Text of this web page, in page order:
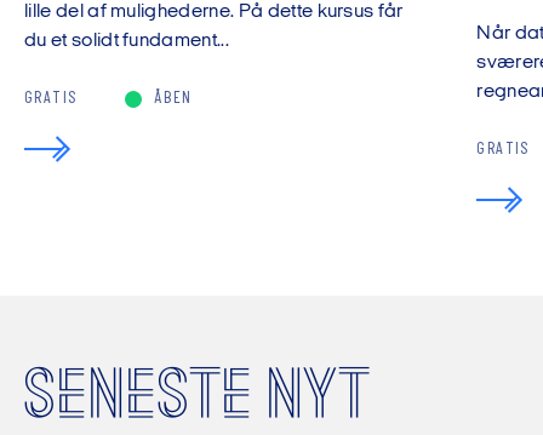
lille del af mulighederne. På dette kursus får
du et solidt fundament...
GRATIS ÅBEN
Når
GRATIS
SENESTE NYT